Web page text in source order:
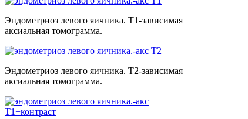
Эндометриоз левого яичника. Т1-зависимая
аксиальная томограмма.
Эндометриоз левого яичника. Т2-зависимая
аксиальная томограмма.